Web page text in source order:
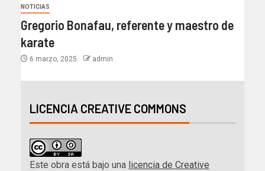
NOTICIAS
Gregorio Bonafau, referente y maestro de
karate
6 marzo, 2025 admin
LICENCIA CREATIVE COMMONS
Este obra está bajo una licencia de Creative